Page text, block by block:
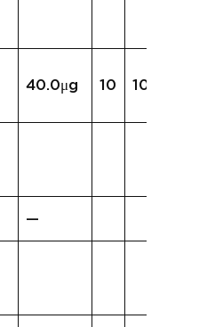
40.0μg 10 101.0μg
—